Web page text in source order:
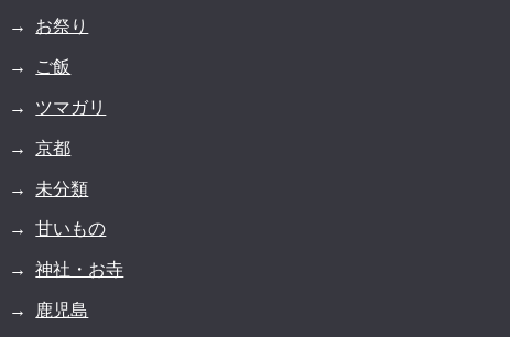
お祭り
ご飯
ツマガリ
京都
未分類
甘いもの
神社・お寺
鹿児島